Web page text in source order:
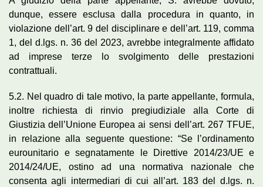
dunque, essere esclusa dalla procedura in quanto, in
violazione dell’art. 9 del disciplinare e dell’art. 119, comma
1, del d.lgs. n. 36 del 2023, avrebbe integralmente affidato
ad imprese terze lo svolgimento delle prestazioni
contrattuali.
5.2. Nel quadro di tale motivo, la parte appellante, formula,
inoltre richiesta di rinvio pregiudiziale alla Corte di
Giustizia dell’Unione Europea ai sensi dell’art. 267 TFUE,
in relazione alla seguente questione: “Se l’ordinamento
eurounitario e segnatamente le Direttive 2014/23/UE e
2014/24/UE, ostino ad una normativa nazionale che
consenta agli intermediari di cui all’art. 183 del d.lgs. n.